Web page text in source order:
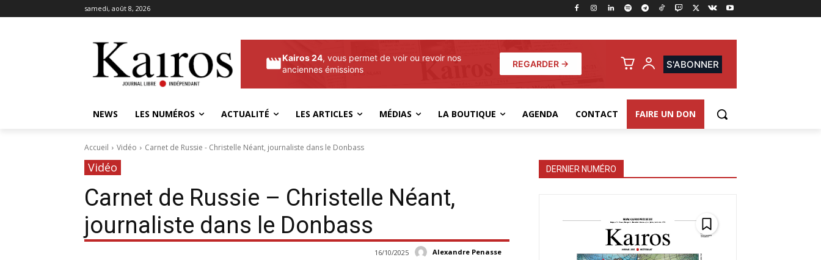
samedi, août 8, 2026
Kairos 24, vous permet de voir ou revoir nos
anciennes émissions
REGARDER → S'ABONNER
NEWS LES NUMÉROS ACTUALITÉ LES ARTICLES MÉDIAS LA BOUTIQUE AGENDA CONTACT FAIRE UN DON
Accueil Vidéo Carnet de Russie - Christelle Néant, journaliste dans le Donbass
Vidéo
Carnet de Russie – Christelle Néant,
journaliste dans le Donbass
Alexandre Penasse
16/10/2025
DERNIER NUMÉRO